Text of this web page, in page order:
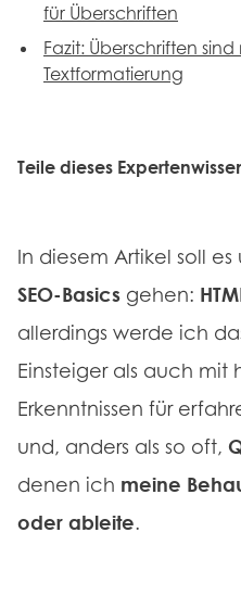
für Überschriften
Fazit: Überschriften
Textformatierung
Teile dieses
In diesem Artikel soll
SEO-Basics gehen:
allerdings werde ich
Einsteiger als auch
Erkenntnissen für
und, anders als so oft,
denen ich meine
oder ableite.